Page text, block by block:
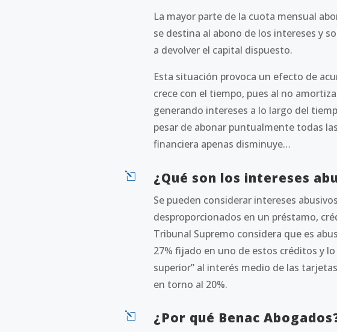
La mayor parte de la cuota mensual
se destina al abono de los intereses y
a devolver el capital dispuesto.
Esta situación provoca un efecto de
crece con el tiempo, pues al no
generando intereses a lo largo del
pesar de abonar puntualmente todas
financiera apenas disminuye…
l ¿Qué son los intereses
Se pueden considerar intereses
desproporcionados en un préstamo,
Tribunal Supremo considera que es
27% fijado en uno de estos créditos y
superior” al interés medio de las
en torno al 20%.
l ¿Por qué Benac